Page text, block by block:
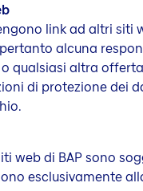
link ad altri siti
alcuna
qualsiasi altra
di protezione dei
web di BAP sono
esclusivamente